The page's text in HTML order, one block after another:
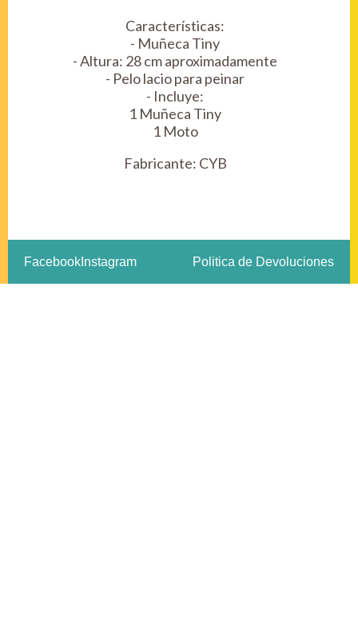
Características:
- Muñeca Tiny
- Altura: 28 cm aproximadamente
- Pelo lacio para peinar
- Incluye:
1 Muñeca Tiny
1 Moto
Fabricante: CYB
Facebook Instagram Politica de Devoluciones